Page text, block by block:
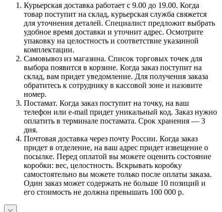
Курьерская доставка работает с 9.00 до 19.00. Когда
товар поступит на склад, курьерская служба свяжется
для уточнения деталей. Специалист предложит выбрать
удобное время доставки и уточнит адрес. Осмотрите
упаковку на целостность и соответствие указанной
комплектации.
Самовывоз из магазина. Список торговых точек для
выбора появится в корзине. Когда заказ поступит на
склад, вам придет уведомление. Для получения заказа
обратитесь к сотруднику в кассовой зоне и назовите
номер.
Постамат. Когда заказ поступит на точку, на ваш
телефон или e-mail придет уникальный код. Заказ нужно
оплатить в терминале постамата. Срок хранения — 3
дня.
Почтовая доставка через почту России. Когда заказ
придет в отделение, на ваш адрес придет извещение о
посылке. Перед оплатой вы можете оценить состояние
коробки: вес, целостность. Вскрывать коробку
самостоятельно вы можете только после оплаты заказа.
Один заказ может содержать не больше 10 позиций и
его стоимость не должна превышать 100 000 р.